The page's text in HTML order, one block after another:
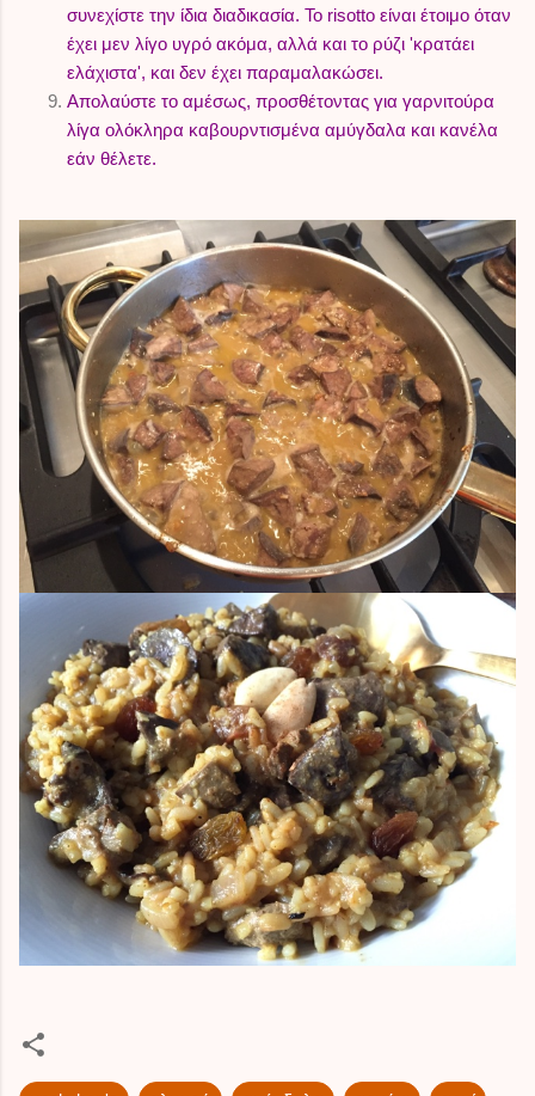
συνεχίστε την ίδια διαδικασία. Το risotto είναι έτοιμο όταν
έχει μεν λίγο υγρό ακόμα, αλλά και το ρύζι 'κρατάει
ελάχιστα', και δεν έχει παραμαλακώσει.
Απολαύστε το αμέσως, προσθέτοντας για γαρνιτούρα
λίγα ολόκληρα καβουρντισμένα αμύγδαλα και κανέλα
εάν θέλετε.